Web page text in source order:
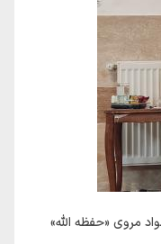
مروی «حفظه الله»